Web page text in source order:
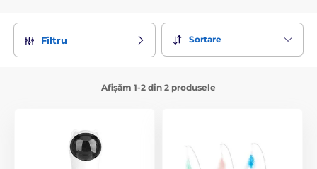
Filtru Sortare
Afișăm 1-2 din 2 produsele